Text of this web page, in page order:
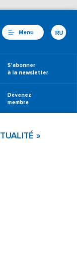
Menu
S'abonner
à la newsletter
Devenez
membre
RU
»